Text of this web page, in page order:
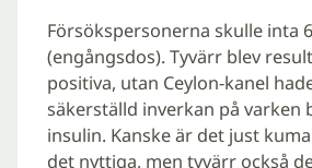
Försökspersonerna skulle inta
(engångsdos). Tyvärr blev
positiva, utan Ceylon-kanel
säkerställd inverkan på varken
insulin. Kanske är det just
det nyttiga, men tyvärr också